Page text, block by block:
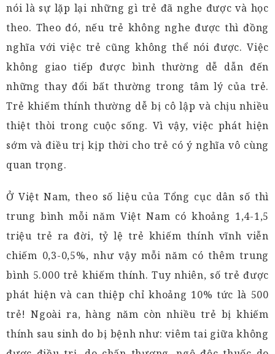
nói là sự lặp lại những gì trẻ đã nghe được và học
theo. Theo đó, nếu trẻ không nghe được thì đồng
nghĩa với việc trẻ cũng không thể nói được. Việc
không giao tiếp được bình thường dễ dẫn đến
những thay đổi bất thường trong tâm lý của trẻ.
Trẻ khiếm thính thường dễ bị cô lập và chịu nhiều
thiệt thòi trong cuộc sống. Vì vậy, việc phát hiện
sớm và điều trị kịp thời cho trẻ có ý nghĩa vô cùng
quan trọng.
Ở Việt Nam, theo số liệu của Tổng cục dân số thì
trung bình mỗi năm Việt Nam có khoảng 1,4-1,5
triệu trẻ ra đời, tỷ lệ trẻ khiếm thính vĩnh viễn
chiếm 0,3-0,5%, như vậy mỗi năm có thêm trung
bình 5.000 trẻ khiếm thính. Tuy nhiên, số trẻ được
phát hiện và can thiệp chỉ khoảng 10% tức là 500
trẻ! Ngoài ra, hàng năm còn nhiều trẻ bị khiếm
thính sau sinh do bị bệnh như: viêm tai giữa không